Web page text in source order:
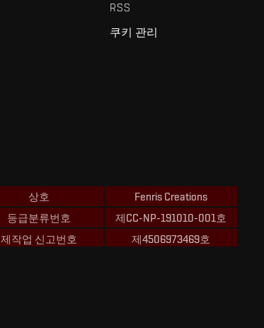
RSS
쿠키 관리
상호
Fenris Creations
등급분류번호
제CC-NP-191010-001호
제작업 신고번호
제4506973469호